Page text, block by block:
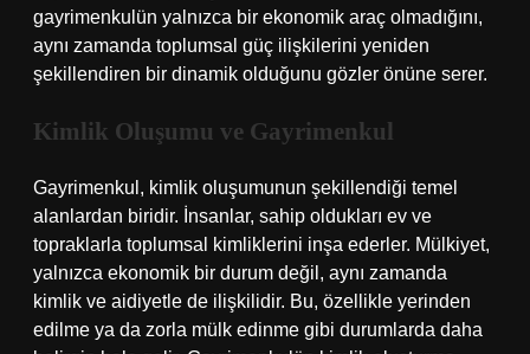
gayrimenkulün yalnızca bir ekonomik araç olmadığını,
aynı zamanda toplumsal güç ilişkilerini yeniden
şekillendiren bir dinamik olduğunu gözler önüne serer.
Kimlik Oluşumu ve Gayrimenkul
Gayrimenkul, kimlik oluşumunun şekillendiği temel
alanlardan biridir. İnsanlar, sahip oldukları ev ve
topraklarla toplumsal kimliklerini inşa ederler. Mülkiyet,
yalnızca ekonomik bir durum değil, aynı zamanda
kimlik ve aidiyetle de ilişkilidir. Bu, özellikle yerinden
edilme ya da zorla mülk edinme gibi durumlarda daha